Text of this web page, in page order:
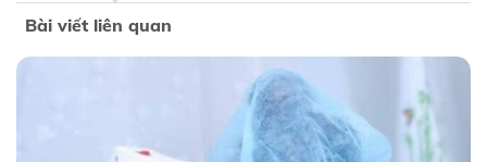
Bài viết liên quan